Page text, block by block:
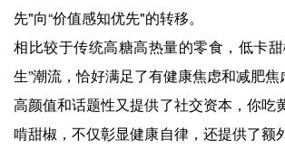
先"向“价值感知优先"的转移。
相比较于传统高糖高热量的零食，低卡
生”潮流，恰好满足了有健康焦虑和减肥焦
高颜值和话题性又提供了社交资本，你吃
啃甜椒，不仅彰显健康自律，还提供了额